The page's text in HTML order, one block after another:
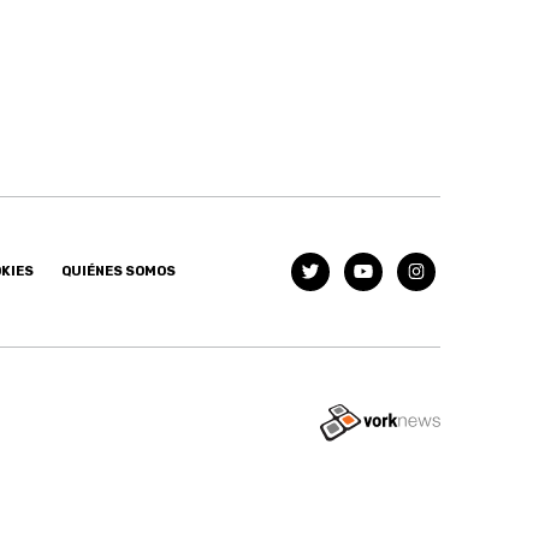
QUIÉNES SOMOS